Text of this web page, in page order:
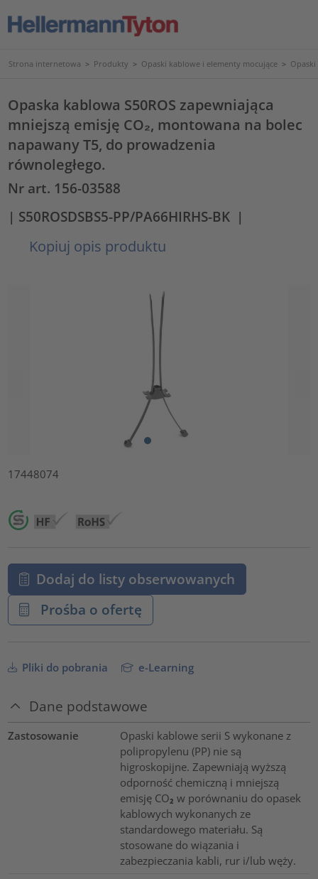
Strona internetowa > Produkty > Opaski kablowe i elementy mocujące >
Opaska kablowa S50ROS zapewniająca
mniejszą emisję CO₂, montowana na bolec
napawany T5, do prowadzenia
równoległego.
Nr art. 156-03588
| S50ROSDSBS5-PP/PA66HIRHS-BK |
Kopiuj opis produktu
17448074
Dodaj do listy obserwowanych
Prośba o ofertę
Pliki do pobrania e-Learning
Dane podstawowe
Zastosowanie
Opaski kablowe serii S wykonane z
polipropylenu (PP) nie są
higroskopijne. Zapewniają wyższą
odporność chemiczną i mniejszą
emisję CO₂ w porównaniu do opasek
kablowych wykonanych ze
standardowego materiału. Są
stosowane do wiązania i
zabezpieczania kabli, rur i/lub węży.